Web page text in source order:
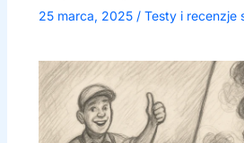
25 marca, 2025 / Testy i recenzje